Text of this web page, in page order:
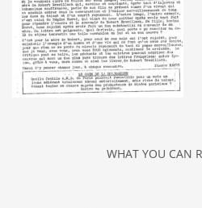
WHAT YOU CAN